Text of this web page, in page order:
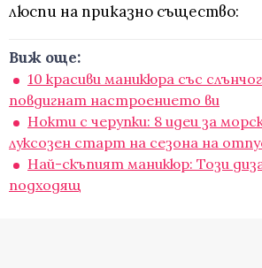
люспи на приказно същество:
Виж още:
10 красиви маникюра със
повдигнат настроението ви
Нокти с черупки: 8 идеи за
луксозен старт на сезона на
Най-скъпият маникюр: Този
подходящ